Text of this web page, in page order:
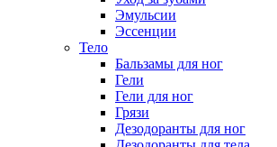
Эмульсии
Эссенции
Тело
Бальзамы для ног
Гели
Гели для ног
Грязи
Дезодоранты для ног